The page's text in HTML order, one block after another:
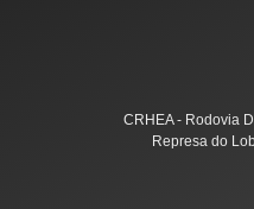
CRHEA - Rodovia
Represa do